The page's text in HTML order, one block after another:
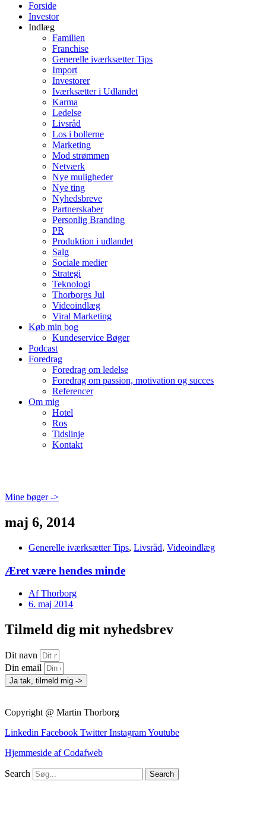
Forside
Investor
Indlæg
Familien
Franchise
Generelle iværksætter Tips
Import
Investorer
Iværksætter i Udlandet
Karma
Ledelse
Livsråd
Los i bollerne
Marketing
Mod strømmen
Netværk
Nye muligheder
Nye ting
Nyhedsbreve
Partnerskaber
Personlig Branding
PR
Produktion i udlandet
Salg
Sociale medier
Strategi
Teknologi
Thorborgs Jul
Videoindlæg
Viral Marketing
Køb min bog
Kundeservice Bøger
Podcast
Foredrag
Foredrag om ledelse
Foredrag om passion, motivation og succes
Referencer
Om mig
Hotel
Ros
Tidslinje
Kontakt
Mine bøger ->
maj 6, 2014
Generelle iværksætter Tips, Livsråd, Videoindlæg
Æret være hendes minde
AfThorborg
6. maj 2014
Tilmeld dig mit nyhedsbrev
Dit navn
Din email
Ja tak, tilmeld mig ->
Copyright @ Martin Thorborg
Linkedin Facebook Twitter InstagramYoutube
Hjemmeside af Codafweb
Search Search